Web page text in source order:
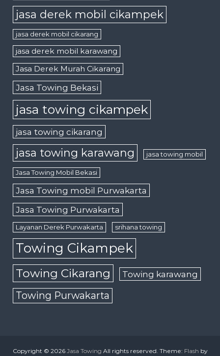
jasa derek mobil cikampek
jasa derek mobil cikarang
jasa derek mobil karawang
Jasa Derek Murah Cikarang
Jasa Towing Bekasi
jasa towing cikampek
jasa towing cikarang
jasa towing karawang jasa towing mobil
Jasa Towing Mobil Bekasi
Jasa Towing mobil Purwakarta
Jasa Towing Purwakarta
Layanan Derek Purwakarta srihana towing
Towing Cikampek
Towing Cikarang Towing karawang
Towing Purwakarta
Copyright © 2026 Jasa Towing All rights reserved. Theme: Flash by